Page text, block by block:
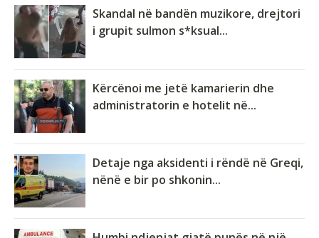
Skandal në bandën muzikore, drejtori
i grupit sulmon s*ksual...
Kërcënoi me jetë kamarierin dhe
administratorin e hotelit në...
Detaje nga aksidenti i rëndë në Greqi,
nënë e bir po shkonin...